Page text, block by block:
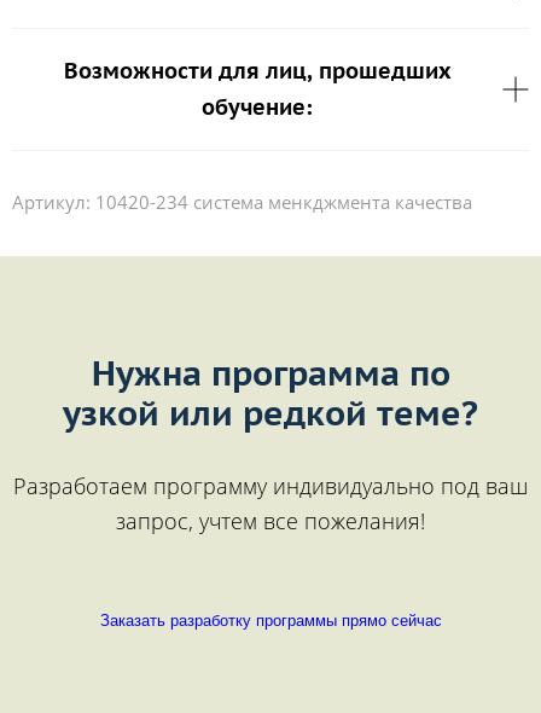
Возможности для лиц, прошедших
обучение:
Артикул: 10420-234 система менкджмента качества
Нужна программа по
узкой или редкой теме?
Разработаем программу индивидуально под ваш
запрос, учтем все пожелания!
Заказать разработку программы прямо сейчас